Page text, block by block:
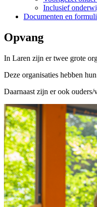
Inclusief
Documenten en
Opvang
In Laren zijn er twee grote
Deze organisaties hebben
Daarnaast zijn er ook